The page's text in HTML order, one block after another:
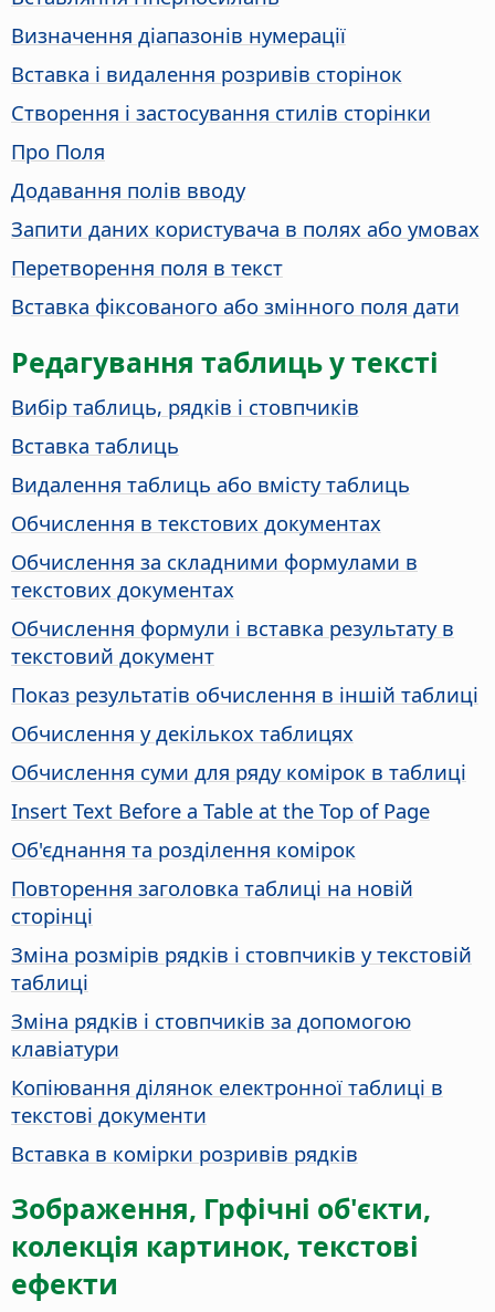
Визначення діапазонів нумерації
Вставка і видалення розривів сторінок
Створення і застосування стилів сторінки
Про Поля
Додавання полів вводу
Запити даних користувача в полях або умовах
Перетворення поля в текст
Вставка фіксованого або змінного поля дати
Редагування таблиць у тексті
Вибір таблиць, рядків і стовпчиків
Вставка таблиць
Видалення таблиць або вмісту таблиць
Обчислення в текстових документах
Обчислення за складними формулами в
текстових документах
Обчислення формули і вставка результату в
текстовий документ
Показ результатів обчислення в іншій таблиці
Обчислення у декількох таблицях
Обчислення суми для ряду комірок в таблиці
Insert Text Before a Table at the Top of Page
Об'єднання та розділення комірок
Повторення заголовка таблиці на новій
сторінці
Зміна розмірів рядків і стовпчиків у текстовій
таблиці
Зміна рядків і стовпчиків за допомогою
клавіатури
Копіювання ділянок електронної таблиці в
текстові документи
Вставка в комірки розривів рядків
Зображення, Грфічні об'єкти,
колекція картинок, текстові
ефекти